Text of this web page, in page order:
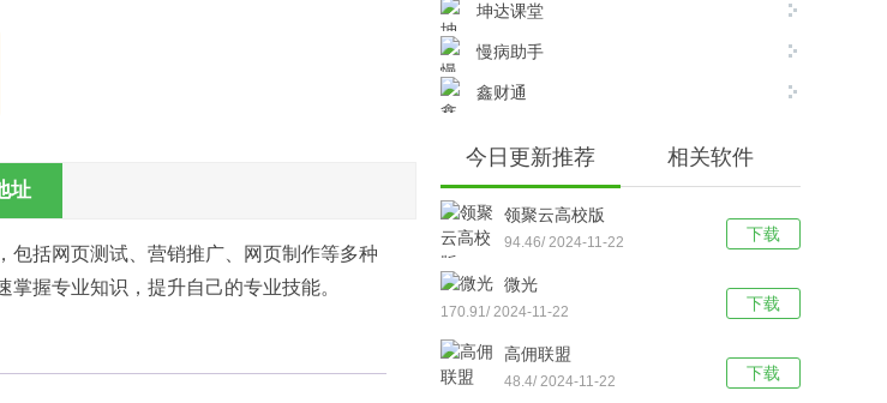
址
包括网页测试、营销推广、网页制作等多种
握专业知识，提升自己的专业技能。
坤达课堂
慢病助手
鑫财通
今日更新推荐 相关软件
下载
领聚云高校版
94.46/ 2024-11-22
下载
微光
170.91/ 2024-11-22
下载
高佣联盟
48.4/ 2024-11-22